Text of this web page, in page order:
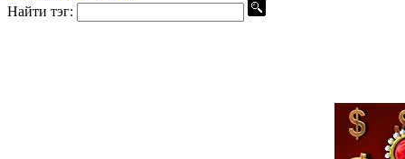
Найти тэг: